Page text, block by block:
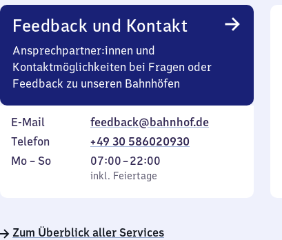
Feedback und Kontakt
Ansprechpartner:innen und
Kontaktmöglichkeiten bei Fragen oder
Feedback zu unseren Bahnhöfen
E-Mail
feedback@bahnhof.de
Telefon
+49 30 586020930
Montag
Mo – So,
inkl. Feiertage
07:00–22:00
Von
7
22
inkl. Feiertage
Zum Überblick aller Services